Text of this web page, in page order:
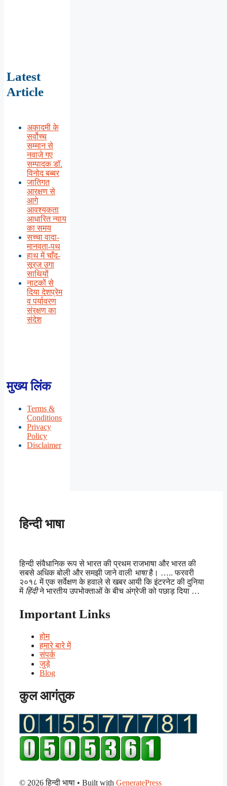
Latest
Article
अकादमी के
सर्वोच्च
सम्मान से
नवाजे गए
सम्पादक डॉ.
विनोद बब्बर
जातिगत
आरक्षण से
आगे
आवश्यकता
आधारित न्याय
का समय
सच्चा वादा-
मानवता-पथ
हाथ में चाँद-
सूरज उगा
साथियों
नाटकों से
दिया देशप्रेम
व पर्यावरण
संरक्षण का
संदेश
मुख्य लिंक
Terms &
Conditions
Privacy
Policy
Disclaimer
हिन्दी भाषा
हिन्दी संवैधानिक रूप से भारत की प्रथम राजभाषा और भारत की
सबसे अधिक बोली और समझी जाने वाली भाषाहै। ….. फरवरी
२०१८ में एक सर्वेक्षण के हवाले से खबर आयी कि इंटरनेट की दुनिया
में हिंदीने भारतीय उपभोक्ताओं के बीच अंग्रेजी को पछाड़ दिया …
Important Links
होम
हमारे बारे में
संपर्क
जुड़े
Blog
कुल आगंतुक
© 2026 हिन्दी भाषा • Built with GeneratePress